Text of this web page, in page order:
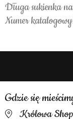
Długa sukienka
Numer
Gdzie się
Królowa